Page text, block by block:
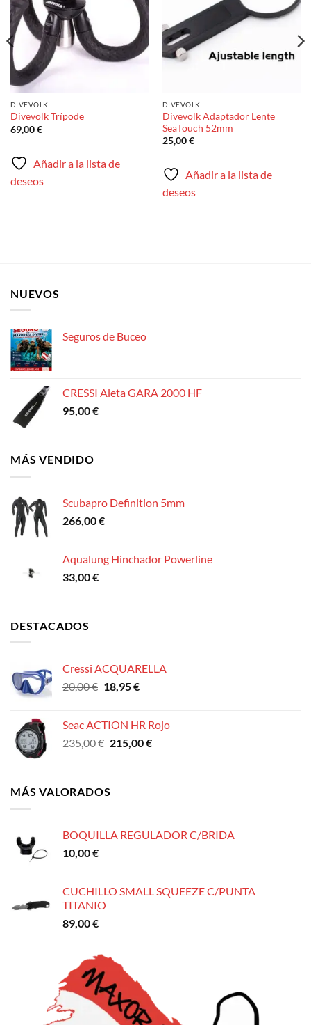
DIVEVOLK
Divevolk Trípode
69,00€
Añadir a la lista de
deseos
DIVEVOLK
Divevolk Adaptador Lente
SeaTouch 52mm
25,00€
Añadir a la lista de
deseos
NUEVOS
Seguros de Buceo
CRESSI Aleta GARA 2000 HF
95,00€
MÁS VENDIDO
Scubapro Definition 5mm
266,00€
Aqualung Hinchador Powerline
33,00€
DESTACADOS
Cressi ACQUARELLA
20,00€ El
era:
20,00 €.
18,95€El
es:
18,95 €.
Seac ACTION HR Rojo
235,00€ El
era:
215,00€El
MÁS VALORADOS
BOQUILLA REGULADOR C/BRIDA
10,00€
CUCHILLO SMALL SQUEEZE C/PUNTA
TITANIO
89,00€